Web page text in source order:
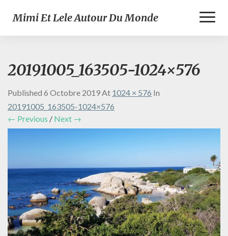
Mimi Et Lele Autour Du Monde
20191005_163505-1024×576
Published 6 Octobre 2019At 1024 × 576 In
20191005_163505-1024×576
← Previous / Next →